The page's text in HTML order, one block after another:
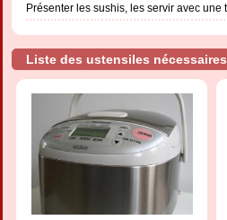
Présenter les sushis, les servir avec
Liste des ustensiles nécessaires